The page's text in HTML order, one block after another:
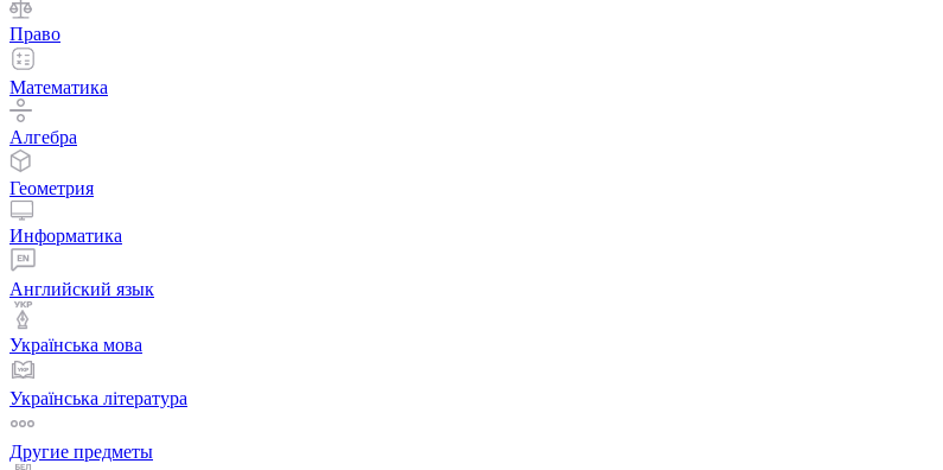
Право
Математика
Алгебра
Геометрия
Информатика
Английский язык
Українська мова
Українська література
Другие предметы